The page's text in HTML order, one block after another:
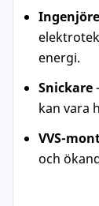
energi.
Snickare
kan vara
VVS-
och